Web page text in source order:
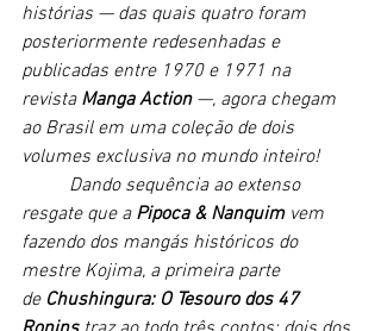
histórias — das quais quatro foram
posteriormente redesenhadas e
publicadas entre 1970 e 1971 na
revista Manga Action —, agora chegam
ao Brasil em uma coleção de dois
volumes exclusiva no mundo inteiro!
resgate que a Pipoca & Nanquim vem
fazendo dos mangás históricos do
mestre Kojima, a primeira parte
de Chushingura: O Tesouro dos 47